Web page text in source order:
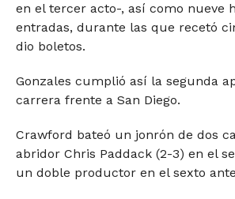
en el tercer acto-, así como nueve
entradas, durante las que recetó
dio boletos.
Gonzales cumplió así la segunda
carrera frente a San Diego.
Crawford bateó un jonrón de dos
abridor Chris Paddack (2-3) en el
un doble productor en el sexto